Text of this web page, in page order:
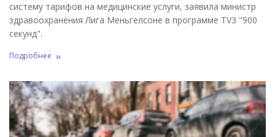
систему тарифов на медицинские услуги, заявила министр
здравоохранения Лига Меньгелсоне в программе TV3 "900
секунд".
Подробнее